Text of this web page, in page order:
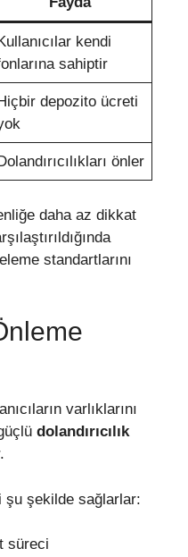
Kullanıcılar kendi
sahiptir
Hiçbir depozito ücreti
Dolandırıcılıkları önler
daha az dikkat
standartlarını
varlıklarını
dolandırıcılık
şu şekilde sağlarlar:
süreci